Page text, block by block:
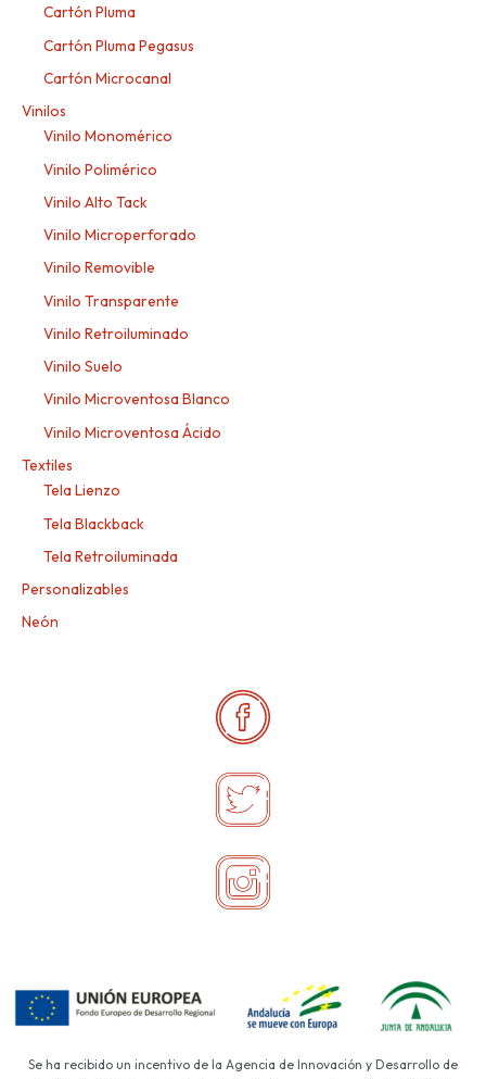
Cartón Pluma
Cartón Pluma Pegasus
Cartón Microcanal
Vinilos
Vinilo Monomérico
Vinilo Polimérico
Vinilo Alto Tack
Vinilo Microperforado
Vinilo Removible
Vinilo Transparente
Vinilo Retroiluminado
Vinilo Suelo
Vinilo Microventosa Blanco
Vinilo Microventosa Ácido
Textiles
Tela Lienzo
Tela Blackback
Tela Retroiluminada
Personalizables
Neón
Se ha recibido un incentivo de la Agencia de Innovación y Desarrollo de